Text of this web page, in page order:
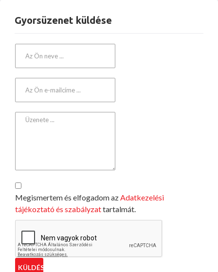
Gyorsüzenet küldése
Megismertem és elfogadom azAdatkezelési
tájékoztató és szabályzattartalmát.